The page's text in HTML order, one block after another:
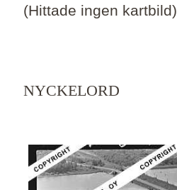
(Hittade ingen kartbild)
NYCKELORD